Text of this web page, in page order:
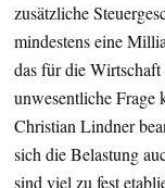
zusätzliche
mindestens eine
das für die
unwesentliche Frage
Christian Lindner
sich die Belastung
sind viel zu fest